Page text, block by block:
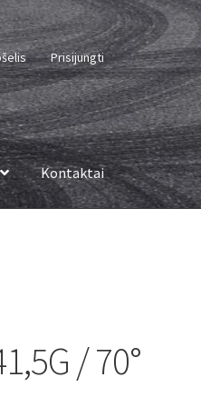
Prisijungti
Kontaktai
/ 70°